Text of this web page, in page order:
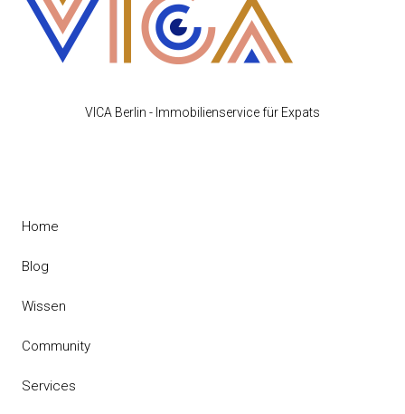
VICA Berlin - Immobilienservice für Expats
Home
Blog
Wissen
Community
Services